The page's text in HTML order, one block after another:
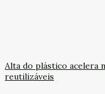
Alta do plástico acelera
reutilizáveis